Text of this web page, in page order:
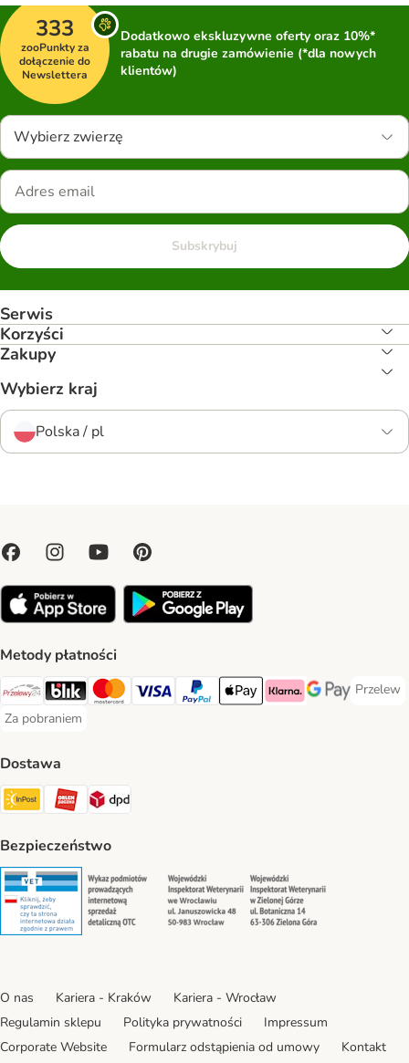
333
zooPunkty za
dołączenie do
Newslettera
Dodatkowo ekskluzywne oferty oraz 10%*
rabatu na drugie zamówienie (*dla nowych
klientów)
Wybierz zwierzę
Subskrybuj
Serwis
Korzyści
Zakupy
Wybierz kraj
Polska / pl
Metody płatności
Przelewy24 Payment Method
Blik Payment Method
MasterCard Payment Method
Visa Payment Method
PayPal Payment Method
Apple Pay Payment Method
Klarna Payment Method
Google Pay
Przelew
Przelew
Za pobraniem
Za pobraniem Payment Method
Dostawa
Paczkomat® Shipping Method
ORLEN Paczka Shipping Method
DPD Shipping Method
Bezpieczeństwo
Security Security Security
O nas Kariera - Kraków
Kariera - Wrocław
Regulamin sklepu
Polityka prywatności
Impressum
Corporate Website
Formularz odstąpienia od umowy
Kontakt